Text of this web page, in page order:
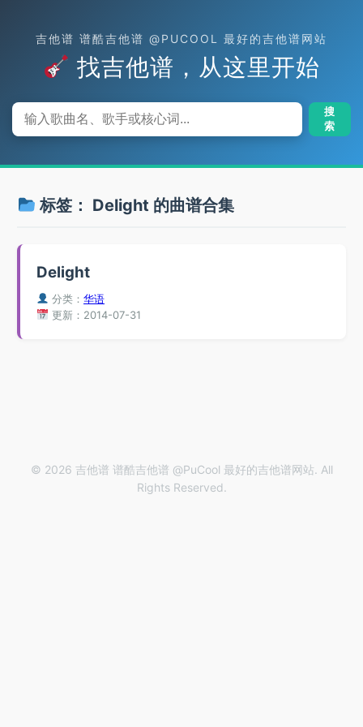
吉他谱 谱酷吉他谱 @PUCOOL 最好的吉他谱网站
找吉他谱，从这里开始
搜
索
标签： Delight 的曲谱合集
Delight
分类：华语
更新：2014-07-31
© 2026 吉他谱 谱酷吉他谱 @PuCool 最好的吉他谱网站. All
Rights Reserved.